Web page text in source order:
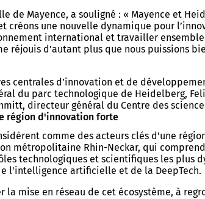
de Mayence, a souligné : « Mayence et
créons une nouvelle dynamique pour
international et travailler
réjouis d’autant plus que nous
centrales d’innovation et de
du parc technologique de Heidelberg,
directeur général du Centre des
région d'innovation forte
comme des acteurs clés d'une
métropolitaine Rhin-Neckar, qui
technologiques et scientifiques les plus
l'intelligence artificielle et de la DeepTech.
la mise en réseau de cet écosystème, à